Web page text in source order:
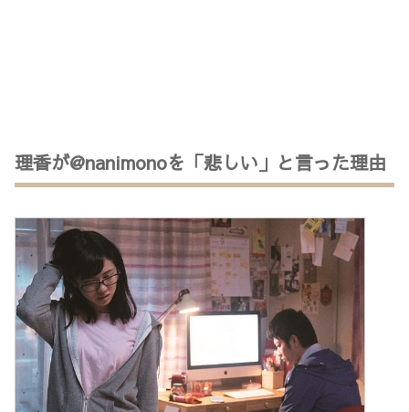
理香が@nanimonoを「悲しい」と言った理由